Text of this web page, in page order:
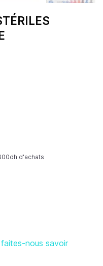
d'achats
faites-nous savoir